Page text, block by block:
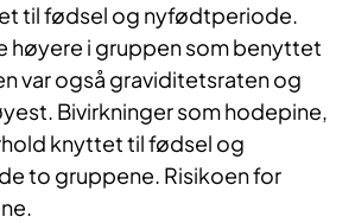
til fødsel og nyfødtperiode.
høyere i gruppen som benyttet
var også graviditetsraten og
Bivirkninger som hodepine,
knyttet til fødsel og
to gruppene. Risikoen for